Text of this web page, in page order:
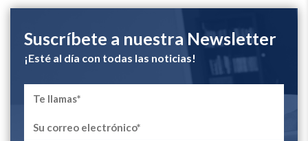
Suscríbete a nuestra Newsletter
¡Esté al día con todas las noticias!